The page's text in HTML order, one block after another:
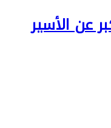
عن الأسير